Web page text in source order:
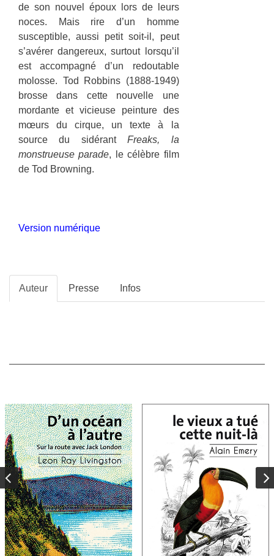
de son nouvel époux lors de leurs
noces. Mais rire d’un homme
susceptible, aussi petit soit-il, peut
s’avérer dangereux, surtout lorsqu’il
est accompagné d’un redoutable
molosse. Tod Robbins (1888-1949)
brosse dans cette nouvelle une
mordante et vicieuse peinture des
mœurs du cirque, un texte à la
source du sidérantFreaks, la
monstrueuse parade, le célèbre film
de Tod Browning.
Version numérique
Auteur Presse Infos